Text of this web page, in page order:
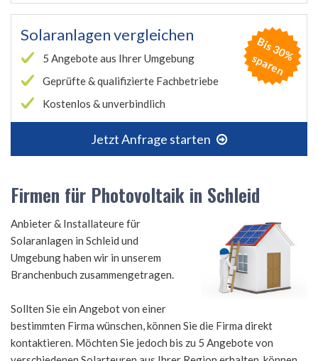
Solaranlagen vergleichen
5 Angebote aus Ihrer Umgebung
Geprüfte & qualifizierte Fachbetriebe
Kostenlos & unverbindlich
Jetzt Anfrage starten
B
is
3
0
%
s
p
a
r
e
n
Firmen für Photovoltaik in Schleid
Anbieter & Installateure für
Solaranlagen in Schleid und
Umgebung haben wir in unserem
Branchenbuch zusammengetragen.
Sollten Sie ein Angebot von einer
bestimmten Firma wünschen, können Sie die Firma direkt
kontaktieren. Möchten Sie jedoch bis zu 5 Angebote von